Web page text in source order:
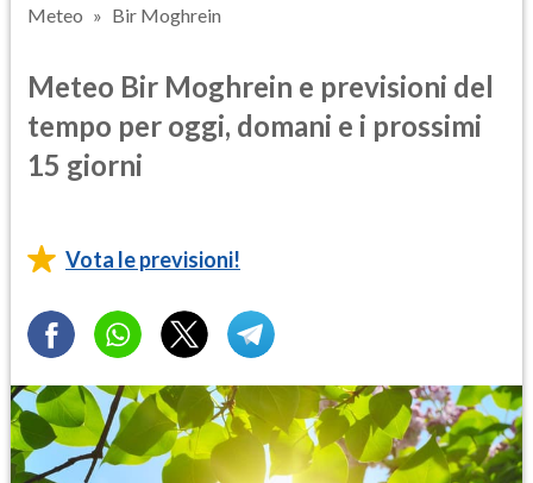
Meteo Bir Moghrein
Meteo Bir Moghrein e previsioni del
tempo per oggi, domani e i prossimi
15 giorni
Vota le previsioni!